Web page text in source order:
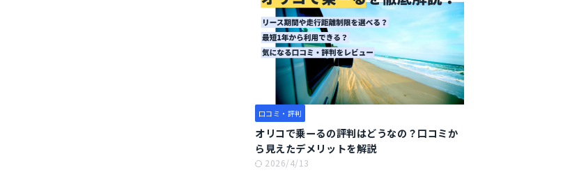
口コミ・評判
オリコで乗ーるの評判はどうなの？口コミか
ら見えたデメリットを解説
2026/4/13